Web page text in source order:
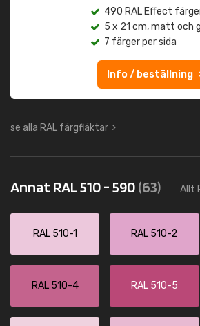
490 RAL Effect
5 x 21 cm, matt och
7 färger per sida
Info / beställning
se alla RAL färgfläktar
Annat RAL 510 - 590(63) Allt
RAL 510-1 RAL 510-2
RAL 510-4 RAL 510-5